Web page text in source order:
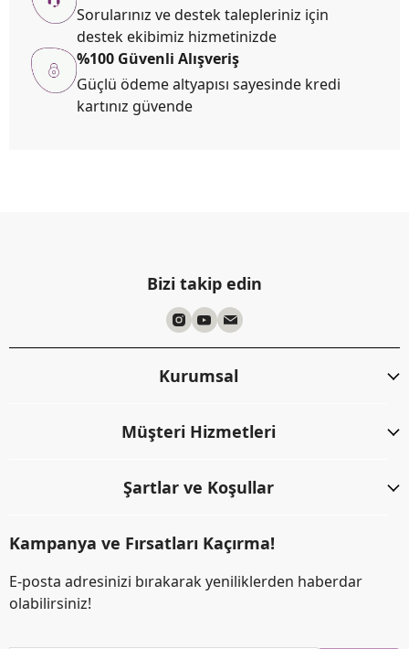
Sorularınız ve destek talepleriniz için
destek ekibimiz hizmetinizde
%100 Güvenli Alışveriş
Güçlü ödeme altyapısı sayesinde kredi
kartınız güvende
Bizi takip edin
Kurumsal
Müşteri Hizmetleri
Şartlar ve Koşullar
Kampanya ve Fırsatları Kaçırma!
E-posta adresinizi bırakarak yeniliklerden haberdar
olabilirsiniz!